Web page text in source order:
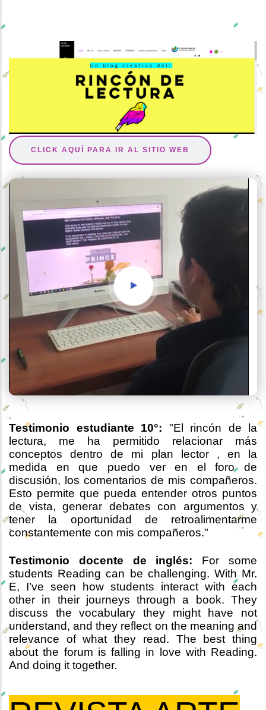
CLICK AQUÍ PARA IR AL SITIO WEB
Testimonio estudiante 10°: "El rincón de la
lectura, me ha permitido relacionar más
conceptos dentro de mi plan lector , en la
medida en que puedo ver en el foro de
discusión, los comentarios de mis compañeros.
Esto permite que pueda entender otros puntos
de vista, generar debates con argumentos y
tener la oportunidad de retroalimentarme
constantemente con mis compañeros."
Testimonio docente de inglés: For some
students Reading can be challenging. With Mr.
E, I’ve seen how students interact with each
other in their journeys through a book. They
discuss the vocabulary they might have not
understand, and they reflect on the meaning and
relevance of what they read. The best thing
about the forum is falling in love with Reading.
And doing it together.